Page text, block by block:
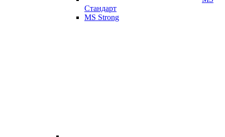
Стандарт
MS Strong